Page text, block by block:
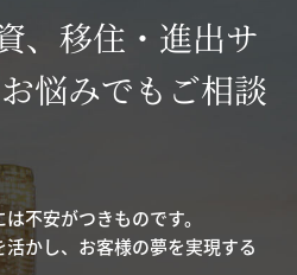
、移住・進出サ
悩みでもご相談
不安がつきものです。
かし、お客様の夢を実現する